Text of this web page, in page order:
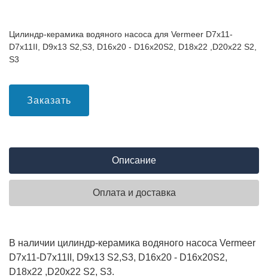
Цилиндр-керамика водяного насоса для Vermeer D7x11-
D7x11II, D9x13 S2,S3, D16x20 - D16x20S2, D18x22 ,D20x22 S2,
S3
Заказать
Описание
Оплата и доставка
В наличии цилиндр-керамика водяного насоса Vermeer
D7x11-D7x11II, D9x13 S2,S3, D16x20 - D16x20S2,
D18x22 ,D20x22 S2, S3.